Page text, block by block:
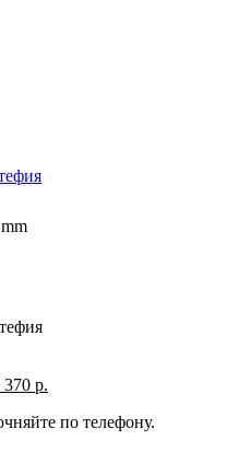
370 р.
по телефону.